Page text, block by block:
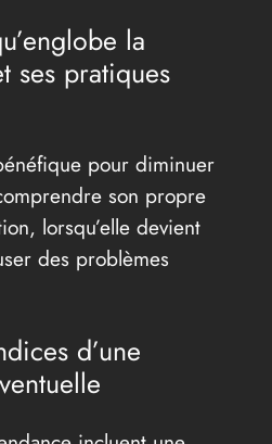
la
ses pratiques
pour diminuer
son propre
lorsqu’elle devient
des problèmes
d’une